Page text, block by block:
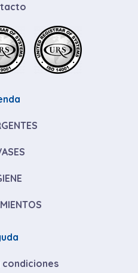
condiciones